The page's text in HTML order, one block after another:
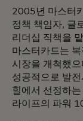
2005년 마스터
정책 책임자, 글
리더십 직책을
마스터카드는
시장을 개척했
성공적으로 발
힐에서 선정하
라이프의 파워